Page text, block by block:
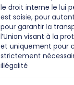
le droit interne le lui
est saisie, pour
pour garantir la
l’Union visant à la
et uniquement pour
strictement
illégalité